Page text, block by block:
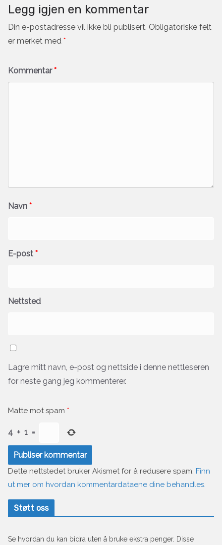
Legg igjen en kommentar
Din e-postadresse vil ikke bli publisert. Obligatoriske felt
er merket med *
Kommentar*
Navn *
E-post *
Nettsted
Lagre mitt navn, e-post og nettside i denne nettleseren
for neste gang jeg kommenterer.
Matte mot spam *
4 + 1 =
Dette nettstedet bruker Akismet for å redusere spam. Finn
ut mer om hvordan kommentardataene dine behandles.
Støtt oss
Se hvordan du kan bidra uten å bruke ekstra penger. Disse